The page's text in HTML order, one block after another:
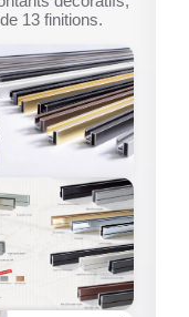
13 finitions.